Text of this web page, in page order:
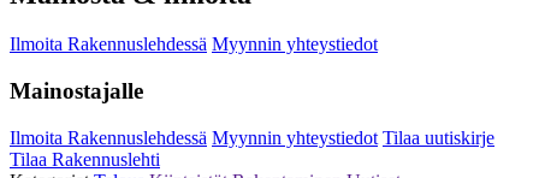
Ilmoita Rakennuslehdessä Myynnin yhteystiedot
Mainostajalle
Ilmoita Rakennuslehdessä Myynnin yhteystiedot Tilaa uutiskirje
Tilaa Rakennuslehti